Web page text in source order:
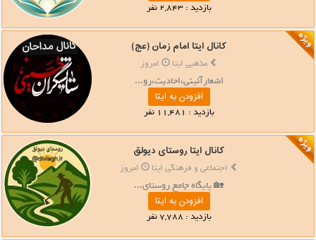
بازدید : 2,843 نفر
کانال ایتا امام زمان (عج)
مذهبی ایتا امروز
اشعارآئینی،احادبث،رو...
افزودن به ایتا
بازدید : 11,481 نفر
کانال ایتا روستای دیولق
اجتماعی و فرهنگی ایتا امروز
🏡 پایگاه جامع روستای...
افزودن به ایتا
بازدید : 7,788 نفر